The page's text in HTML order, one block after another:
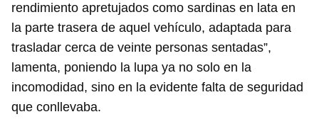
rendimiento apretujados como sardinas en lata en
la parte trasera de aquel vehículo, adaptada para
trasladar cerca de veinte personas sentadas”,
lamenta, poniendo la lupa ya no solo en la
incomodidad, sino en la evidente falta de seguridad
que conllevaba.